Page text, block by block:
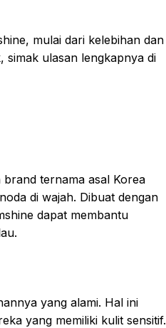
mulai dari kelebihan dan
simak ulasan lengkapnya di
ternama asal Korea
di wajah. Dibuat dengan
dapat membantu
yang alami. Hal ini
yang memiliki kulit sensitif.